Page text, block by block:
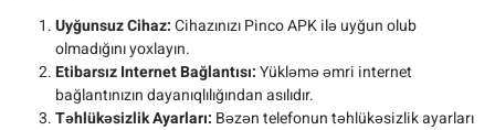
Uyğunsuz Cihaz:Cihazınızı Pinco APK ilə uyğun olub
olmadığını yoxlayın.
Etibarsız Internet Bağlantısı:Yükləmə əmri internet
bağlantınızın dayanıqlılığından asılıdır.
Təhlükəsizlik Ayarları: Bəzən telefonun təhlükəsizlik ayarları